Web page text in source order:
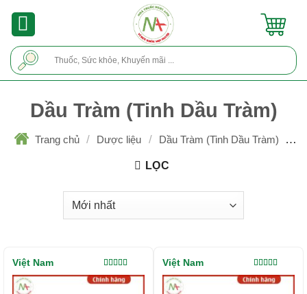
Dầu Tràm (Tinh Dầu Tràm)
Trang chủ / Dược liệu / Dầu Tràm (Tinh Dầu Tràm)
/
LỌC
Được xếp
hạng5.00
Việt Nam
Được xếp
hạng4.00
Việt Nam